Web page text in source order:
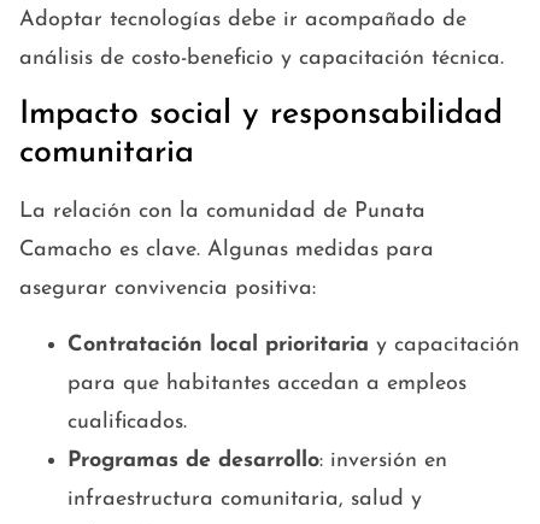
Adoptar tecnologías debe ir acompañado de
análisis de costo-beneficio y capacitación técnica.
Impacto social y responsabilidad
comunitaria
La relación con la comunidad de Punata
Camacho es clave. Algunas medidas para
asegurar convivencia positiva:
Contratación local prioritaria y capacitación
para que habitantes accedan a empleos
cualificados.
Programas de desarrollo: inversión en
infraestructura comunitaria, salud y